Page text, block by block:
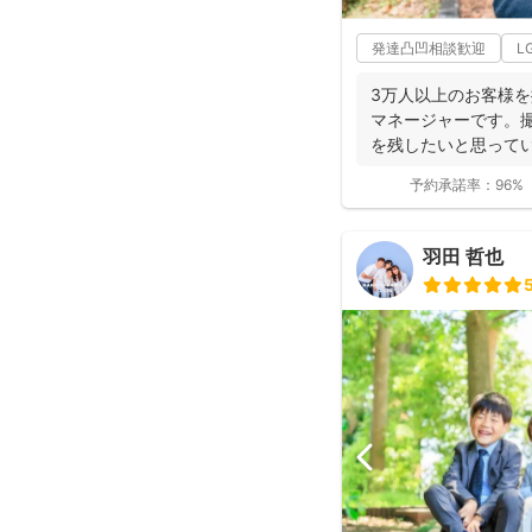
発達凸凹相談歓迎
3万人以上のお客様
マネージャーです。
を残したいと思っ
予約承諾率： 96%
羽田 哲也